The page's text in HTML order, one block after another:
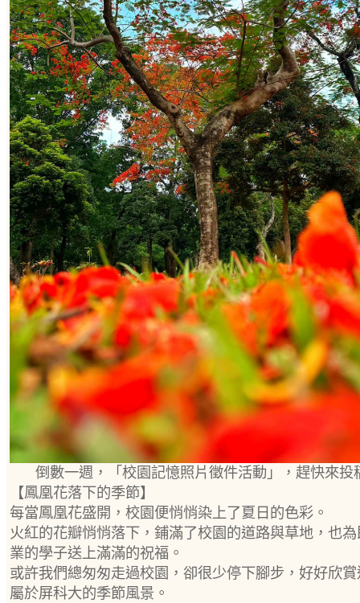
倒數一週，「校園記憶照片徵件活動」，趕快來投
【鳳凰花落下的季節】
每當鳳凰花盛開，校園便悄悄染上了夏日的色彩。
火紅的花瓣悄悄落下，鋪滿了校園的道路與草地，也
業的學子送上滿滿的祝福。
或許我們總匆匆走過校園，卻很少停下腳步，好好欣
屬於屏科大的季節風景。